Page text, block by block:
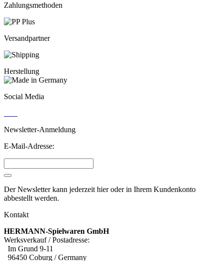
Zahlungsmethoden
Versandpartner
Herstellung
Social Media
Newsletter-Anmeldung
E-Mail-Adresse:
Der Newsletter kann jederzeit hier oder in Ihrem Kundenkonto
abbestellt werden.
Kontakt
HERMANN-Spielwaren GmbH
Werksverkauf / Postadresse:
Im Grund 9-11
96450 Coburg / Germany